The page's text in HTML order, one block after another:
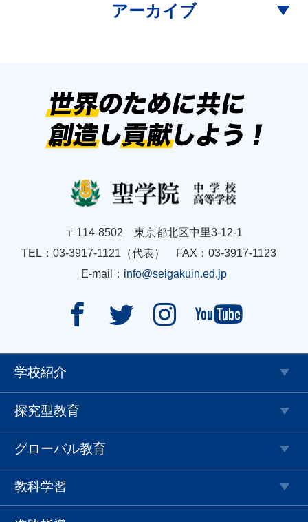
アーカイブ
〒114-8502 東京都北区中里3-12-1
TEL：03-3917-1121（代表） FAX：03-3917-1123
E-mail： info@seigakuin.ed.jp
   
学校紹介
探究型教育
グローバル教育
教科学習